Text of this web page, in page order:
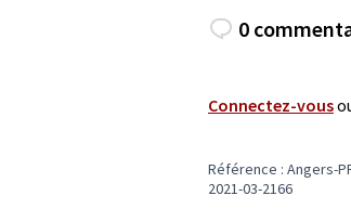
0
Connectez-vous
Référence : Angers-
2021-03-2166